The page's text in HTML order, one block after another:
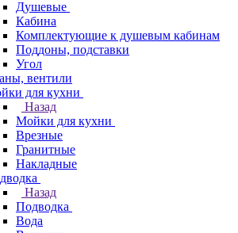
Душевые
Кабина
Комплектующие к душевым кабинам
Поддоны, подставки
Угол
вентили
для кухни
Назад
Мойки для кухни
Врезные
Гранитные
Накладные
Назад
Подводка
Вода